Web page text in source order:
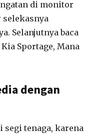
di monitor
Selanjutnya baca
Sportage, Mana
dengan
segi tenaga, karena